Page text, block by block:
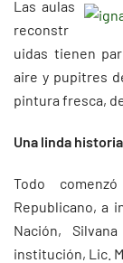
Las aulas
reconstr
uidas tienen
aire y pupitres
pintura fresca,
Una linda historia
Todo
Republicano, a
Nación,
institución, Lic.